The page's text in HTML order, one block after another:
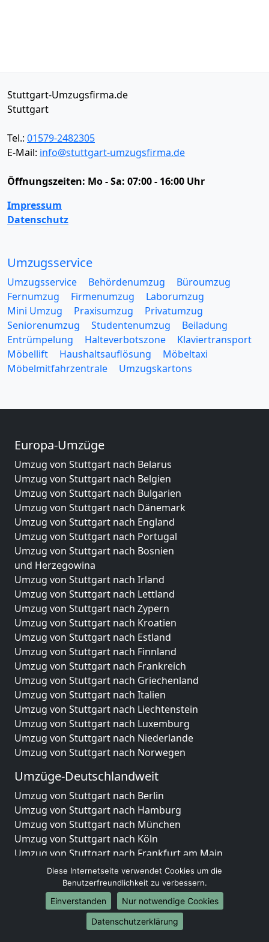
Stuttgart-Umzugsfirma.de
Stuttgart
Tel.: 01579-2482305
E-Mail: info@stuttgart-umzugsfirma.de
Öffnungszeiten: Mo - Sa: 07:00 - 16:00 Uhr
Impressum
Datenschutz
Umzugsservice
Umzugsservice Behördenumzug
Büroumzug
Fernumzug
Firmenumzug
Laborumzug
Mini Umzug
Praxisumzug
Privatumzug
Seniorenumzug
Studentenumzug
Beiladung
Entrümpelung
Halteverbotszone
Klaviertransport
Möbellift
Haushaltsauflösung
Möbeltaxi
Möbelmitfahrzentrale
Umzugskartons
Europa-Umzüge
Umzug von Stuttgart nach Belarus
Umzug von Stuttgart nach Belgien
Umzug von Stuttgart nach Bulgarien
Umzug von Stuttgart nach Dänemark
Umzug von Stuttgart nach England
Umzug von Stuttgart nach Portugal
Umzug von Stuttgart nach Bosnien
und Herzegowina
Umzug von Stuttgart nach Irland
Umzug von Stuttgart nach Lettland
Umzug von Stuttgart nach Zypern
Umzug von Stuttgart nach Kroatien
Umzug von Stuttgart nach Estland
Umzug von Stuttgart nach Finnland
Umzug von Stuttgart nach Frankreich
Umzug von Stuttgart nach Griechenland
Umzug von Stuttgart nach Italien
Umzug von Stuttgart nach Liechtenstein
Umzug von Stuttgart nach Luxemburg
Umzug von Stuttgart nach Niederlande
Umzug von Stuttgart nach Norwegen
Umzüge-Deutschlandweit
Umzug von Stuttgart nach Berlin
Umzug von Stuttgart nach Hamburg
Umzug von Stuttgart nach München
Umzug von Stuttgart nach Köln
Umzug von Stuttgart nach Frankfurt am Main
Umzug von Stuttgart nach Stuttgart
Umzug von Stuttgart nach Düsseldorf
Umzug von Stuttgart nach Leipzig
Umzug von Stuttgart nach Dortmund
Umzug von Stuttgart nach Essen
Diese Internetseite verwendet Cookies um die
Benutzerfreundlichkeit zu verbessern.
Einverstanden
Nur notwendige Cookies
Datenschutzerklärung